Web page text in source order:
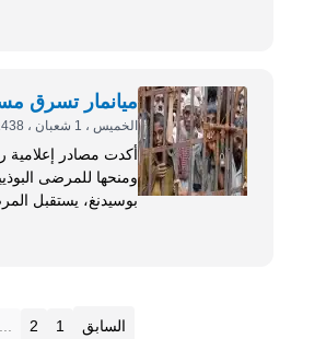
ميانمار تسرق
الخميس ، 1 شعبان ، 1438 الموافق 27 أبريل 2017
أكدت مصادر إعلامية
بوسيدنغ، يستقبل
السابق 1
2